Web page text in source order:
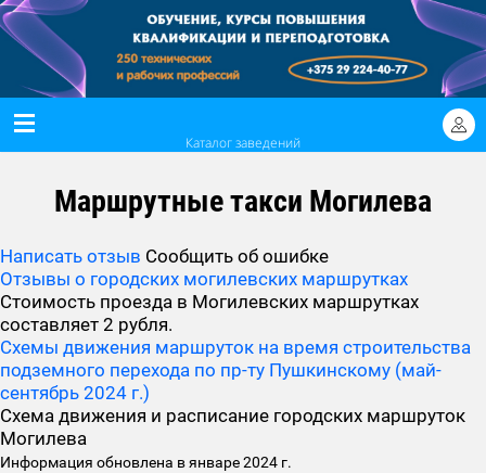
Каталог заведений
Маршрутные такси Могилева
Написать отзыв Сообщить об ошибке
Отзывы о городских могилевских маршрутках
Стоимость проезда в Могилевских маршрутках
составляет 2 рубля.
Схемы движения маршруток на время строительства
подземного перехода по пр-ту Пушкинскому (май-
сентябрь 2024 г.)
Схема движения и расписание городских маршруток
Могилева
Информация обновлена в январе 2024 г.